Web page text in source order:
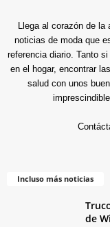
Llega al corazón de
noticias de moda que
referencia diario. Tanto
en el hogar, encontrar
salud con unos
Incluso más noticias
de